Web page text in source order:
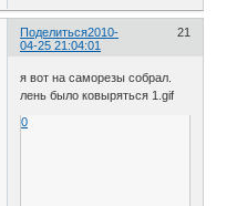
Поделиться 21
2010-
04-25 21:04:01
я вот на саморезы собрал.
лень было ковыряться 1.gif
0